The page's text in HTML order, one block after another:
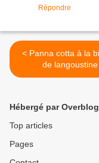
Répondre
< Panna cotta à la bisque
de langoustine
Hébergé par Overblog
Top articles
Pages